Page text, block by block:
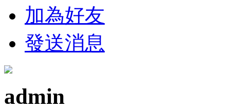
加為好友
發送消息
admin